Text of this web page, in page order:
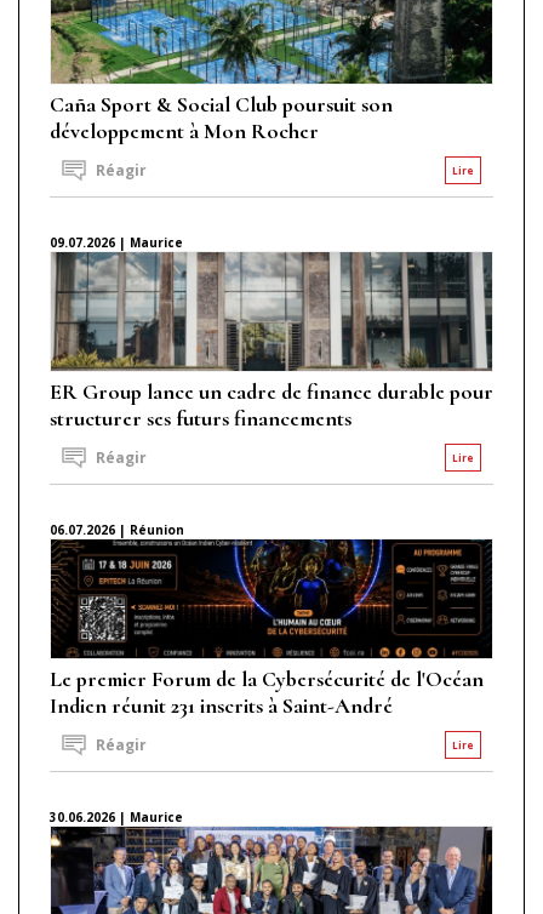
Caña Sport & Social Club poursuit son
développement à Mon Rocher
Lire
Réagir
09.07.2026 | Maurice
ER Group lance un cadre de finance durable pour
structurer ses futurs financements
Lire
Réagir
06.07.2026 | Réunion
Le premier Forum de la Cybersécurité de l'Océan
Indien réunit 231 inscrits à Saint-André
Lire
Réagir
30.06.2026 | Maurice